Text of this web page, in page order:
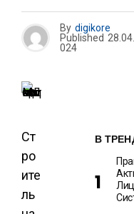
By digikore
Published
024
Ст
ро
ите
ль
В